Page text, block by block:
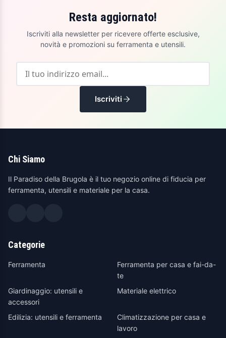
Resta aggiornato!
Iscriviti alla newsletter per ricevere offerte esclusive,
novità e promozioni su ferramenta e utensili.
Iscriviti
Chi Siamo
Il Paradiso della Brugola è il tuo negozio online di fiducia per
ferramenta, utensili e materiale per la casa.
Categorie
Ferramenta
Ferramenta per casa e fai-da-
te
Giardinaggio: utensili e
accessori
Materiale elettrico
Edilizia: utensili e ferramenta
Climatizzazione per casa e
lavoro